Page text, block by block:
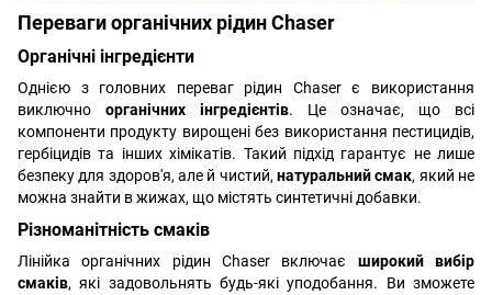
Переваги органічних рідин Chaser
Органічні інгредієнти
Однією з головних переваг рідин Chaser є використання
виключно органічних інгредієнтів. Це означає, що всі
компоненти продукту вирощені без використання пестицидів,
гербіцидів та інших хімікатів. Такий підхід гарантує не лише
безпеку для здоров'я, але й чистий, натуральний смак, який не
можна знайти в жижах, що містять синтетичні добавки.
Різноманітність смаків
Лінійка органічних рідин Chaser включає широкий вибір
смаків, які задовольнять будь-які уподобання. Ви зможете